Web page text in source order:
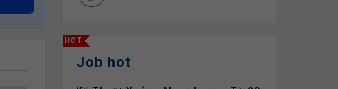
HOT
Job hot